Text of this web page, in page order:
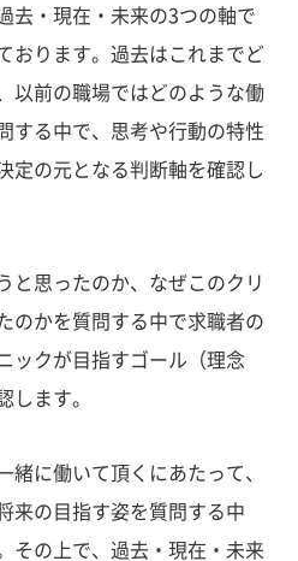
・現在・未来の3つの軸で
おります。過去はこれまでど
以前の職場ではどのような働
する中で、思考や行動の特性
定の元となる判断軸を確認し
と思ったのか、なぜこのクリ
のかを質問する中で求職者の
ックが目指すゴール（理念
します。
緒に働いて頂くにあたって、
来の目指す姿を質問する中
その上で、過去・現在・未来